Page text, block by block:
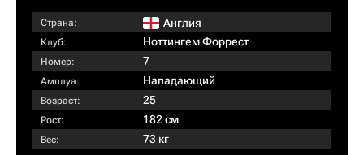
Страна: Англия
Клуб: Ноттингем Форрест
Номер: 7
Амплуа: Нападающий
Возраст: 25
Рост: 182 см
Вес: 73 кг